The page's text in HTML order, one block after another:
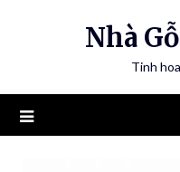
Nhà
Tinh